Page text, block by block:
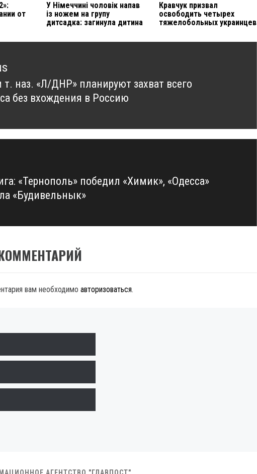
от
У Німеччині чоловік напав
із ножем на групу
дитсадка: загинула дитина
Кравчук призвал
освободить четырех
тяжелобольных украинцев
т. наз. «Л/ДНР» планируют захват всего
без вхождения в Россию
«Тернополь» победил «Химик», «Одесса»
«Будивельнык»
вам необходимо авторизоваться.